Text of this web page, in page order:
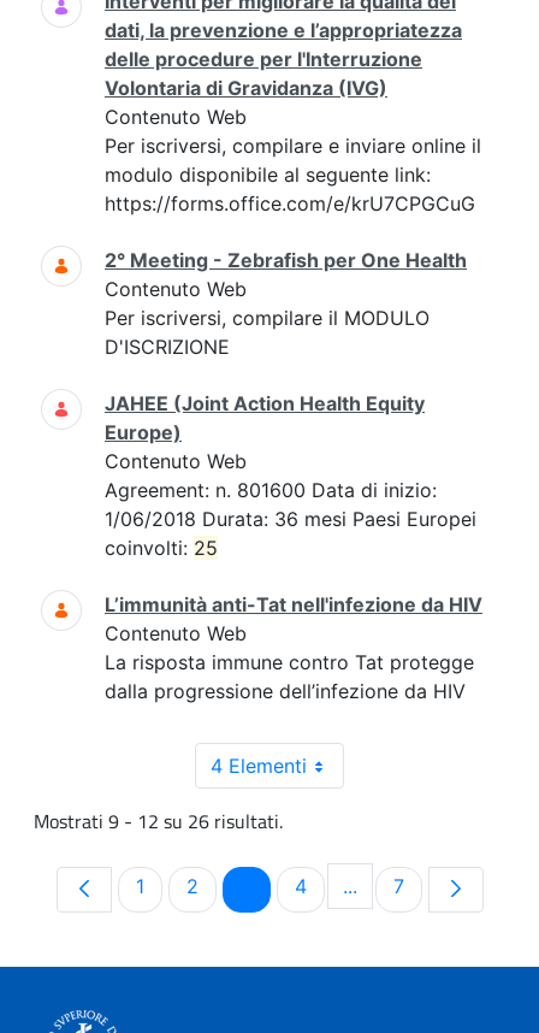
dati, la prevenzione e l’appropriatezza
delle procedure per l'Interruzione
Volontaria di Gravidanza (IVG)
Contenuto Web
Per iscriversi, compilare e inviare online il
modulo disponibile al seguente link:
https://forms.office.com/e/krU7CPGCuG
2° Meeting - Zebrafish per One Health
Contenuto Web
Per iscriversi, compilare il MODULO
D'ISCRIZIONE
JAHEE (Joint Action Health Equity
Europe)
Contenuto Web
Agreement: n. 801600 Data di inizio:
1/06/2018 Durata: 36 mesi Paesi Europei
coinvolti: 25
L’immunità anti-Tat nell'infezione da HIV
Contenuto Web
La risposta immune contro Tat protegge
dalla progressione dell’infezione da HIV
4 Elementi
Mostrati 9 - 12 su 26 risultati.
Pagina
1 Pagina
2 PaginaPagina
4 ...Pagine intermedie
Pagina
7